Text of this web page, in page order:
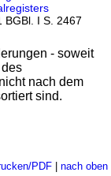
BGBl. I S. 2467
- soweit
nach dem
sind.
PDF| nach oben